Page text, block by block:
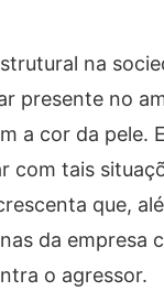
na
presente no
a cor da pele.
tais
que,
da empresa
o agressor.